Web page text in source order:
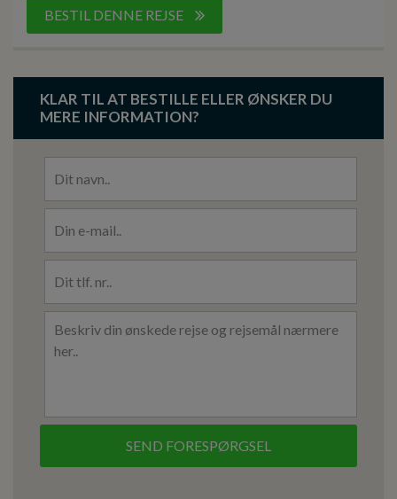
BESTIL DENNE REJSE
KLAR TIL AT BESTILLE ELLER ØNSKER DU
MERE INFORMATION?